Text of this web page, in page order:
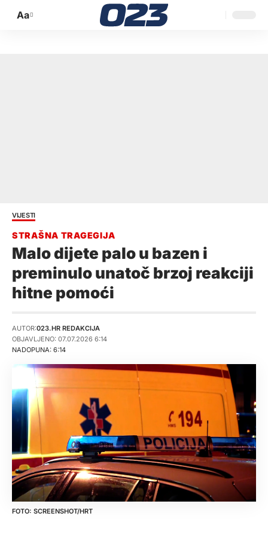
Promijeni
Aa
VIJESTI
Malo dijete palo u bazen i
preminulo unatoč brzoj reakciji
hitne pomoći
NADOPUNA: 6:14
AUTOR:023.HR REDAKCIJA
OBJAVLJENO: 07.07.2026 6:14
SCREENSHOT/HRT